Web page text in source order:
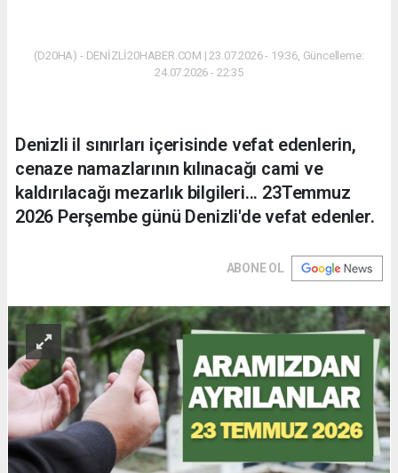
(D20HA) - DENİZLİ20HABER.COM | 23.07.2026 - 19:36, Güncelleme:
24.07.2026 - 22:35
Denizli il sınırları içerisinde vefat edenlerin,
cenaze namazlarının kılınacağı cami ve
kaldırılacağı mezarlık bilgileri... 23Temmuz
2026 Perşembe günü Denizli'de vefat edenler.
ABONE OL